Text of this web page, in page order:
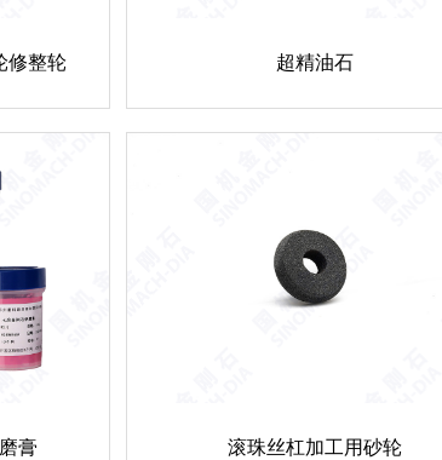
修整轮 超精油石
膏 滚珠丝杠加工用砂轮